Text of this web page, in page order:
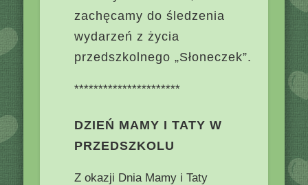
zachęcamy do śledzenia
wydarzeń z życia
przedszkolnego „Słoneczek”.
**********************
DZIEŃ MAMY I TATY W
PRZEDSZKOLU
Z okazji Dnia Mamy i Taty